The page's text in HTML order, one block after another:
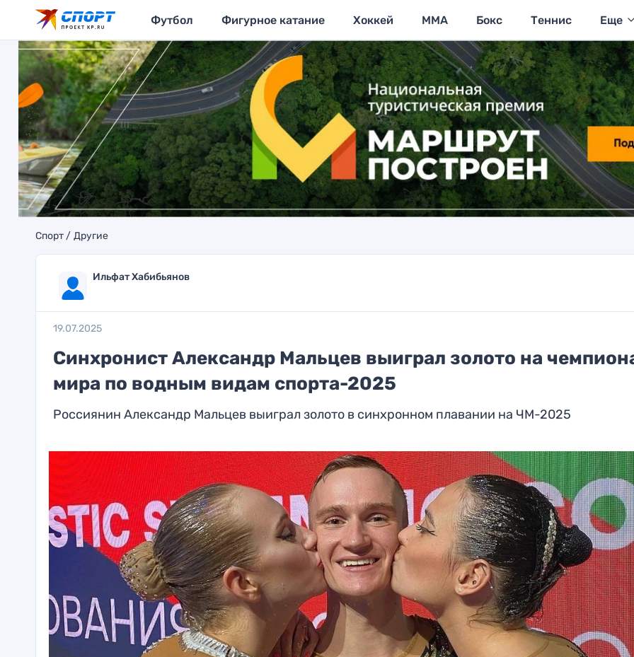
Футбол Фигурное катание Хоккей MMA Бокс Теннис Еще
Спорт Другие
Ильфат Хабибьянов
19.07.2025
Синхронист Александр Мальцев выиграл золото на
мира по водным видам спорта-2025
Россиянин Александр Мальцев выиграл золото в синхронном плавании на ЧМ-2025